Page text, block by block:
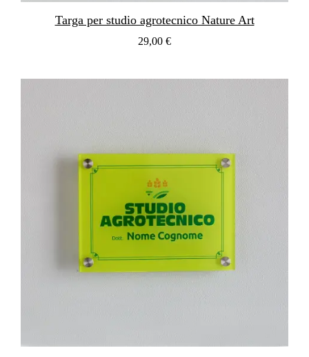
Targa per studio agrotecnico Nature Art
29,00 €